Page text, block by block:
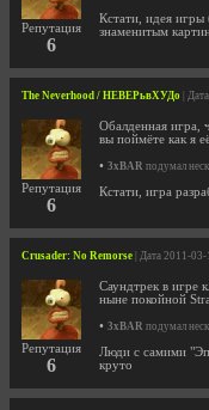
Репутация
6
Кстати, идея игры
знаменитым
The Neverhood / НЕВЕРьвХУДо |
Репутация
6
Обалденная игра,
вы поймёте как я
• 3xBAR подумал
Кстати, игра
Crusader: No Remorse | Дата 2011-
Репутация
6
Саундтрек в игре
ныне покойной
• 3xBAR подумал
Люди с самими
круто